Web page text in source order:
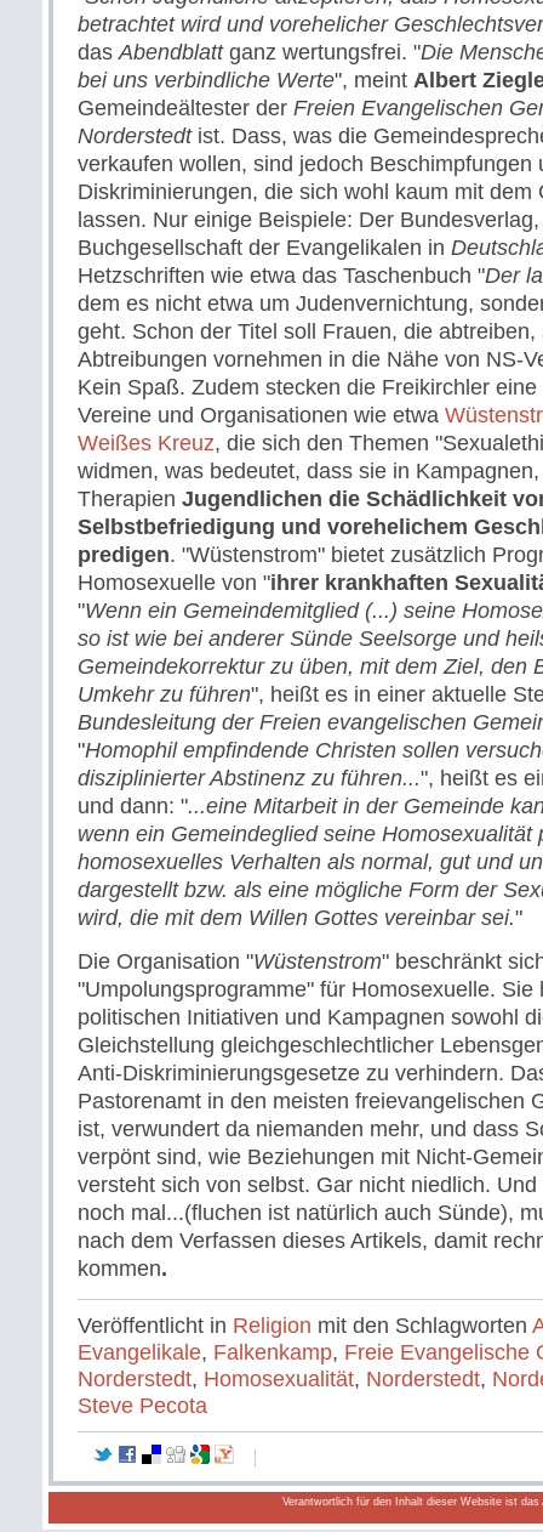
betrachtet wird und vorehelicher
dasAbendblattganz wertungsfrei. "Die
bei uns verbindliche Werte", meint Albert
Gemeindeältester der Freien Evangelischen
Norderstedtist. Dass, was die
verkaufen wollen, sind jedoch Beschimpfungen
Diskriminierungen, die sich wohl kaum mit dem
lassen. Nur einige Beispiele: Der
Buchgesellschaft der Evangelikalen in
Hetzschriften wie etwa das Taschenbuch "Der
dem es nicht etwa um Judenvernichtung,
geht. Schon der Titel soll Frauen, die
Abtreibungen vornehmen in die Nähe von NS-
Kein Spaß. Zudem stecken die Freikirchler
Vereine und Organisationen wie etwa
Weißes Kreuz, die sich den Themen
widmen, was bedeutet, dass sie in
Therapien Jugendlichen die Schädlichkeit
Selbstbefriedigung und vorehelichem
predigen. "Wüstenstrom" bietet zusätzlich
Homosexuelle von "ihrer krankhaften
"Wenn ein Gemeindemitglied (...) seine
so ist wie bei anderer Sünde Seelsorge und
Gemeindekorrektur zu üben, mit dem Ziel, den
Umkehr zu führen", heißt es in einer aktuelle
Bundesleitung der Freien evangelischen
"Homophil empfindende Christen sollen
disziplinierter Abstinenz zu führen...", heißt es
und dann: "...eine Mitarbeit in der Gemeinde
wenn ein Gemeindeglied seine Homosexualität
homosexuelles Verhalten als normal, gut und
dargestellt bzw. als eine mögliche Form der
wird, die mit dem Willen Gottes vereinbar sei."
Die Organisation "Wüstenstrom" beschränkt
"Umpolungsprogramme" für Homosexuelle. Sie
politischen Initiativen und Kampagnen sowohl
Gleichstellung gleichgeschlechtlicher
Anti-Diskriminierungsgesetze zu verhindern.
Pastorenamt in den meisten freievangelischen
ist, verwundert da niemanden mehr, und dass
verpönt sind, wie Beziehungen mit Nicht-
versteht sich von selbst. Gar nicht niedlich.
noch mal...(fluchen ist natürlich auch Sünde),
nach dem Verfassen dieses Artikels, damit
kommen.
Veröffentlicht in Religion mit den Schlagworten
Evangelikale, Falkenkamp, Freie Evangelische
Norderstedt, Homosexualität, Norderstedt,
Steve Pecota
Verantwortlich für den Inhalt dieser Website ist